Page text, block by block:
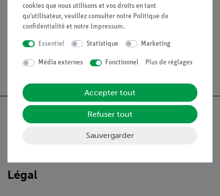
Médias / Téléchargements
Nach oben
Légal
cookies que nous utilisons et vos droits en tant
qu'utilisateur, veuillez consulter notre Politique de
confidentialité et notre Impressum.
Essentiel Statistique Marketing
Média externes Fonctionnel Plus de réglages
Accepter tout
Refuser tout
Sauvergarder